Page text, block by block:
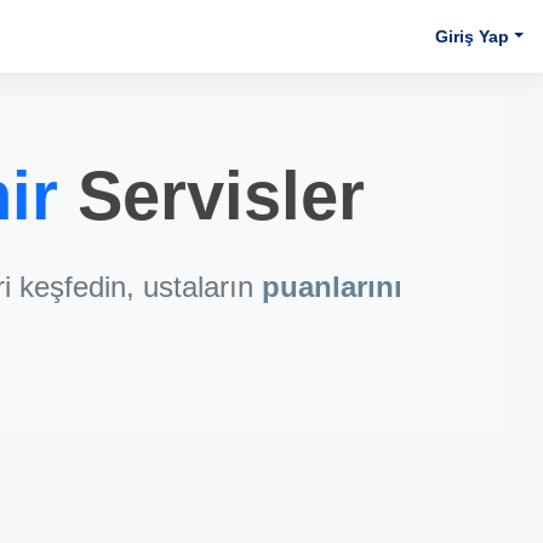
Giriş Yap
Servisler
keşfedin, ustaların puanlarını